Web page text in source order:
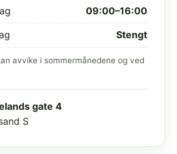
09:00–16:00
Stengt
avvike i sommermånedene og ved
gate 4
S